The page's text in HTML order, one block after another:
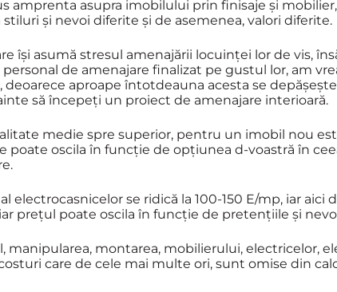
amprenta asupra imobilului prin finisaje și
și nevoi diferite și de asemenea, valori diferite.
își asumă stresul amenajării locuinței lor de vis,
de amenajare finalizat pe gustul lor, am
aproape întotdeauna acesta se
să începeți un proiect de amenajare interioară.
medie spre superior, pentru un imobil nou
poate oscila în funcție de opțiunea d-voastră în
electrocasnicelor se ridică la 100-150 E/mp, iar aici
prețul poate oscila în funcție de pretențiile și
manipularea, montarea, mobilierului, electricelor,
care de cele mai multe ori, sunt omise din